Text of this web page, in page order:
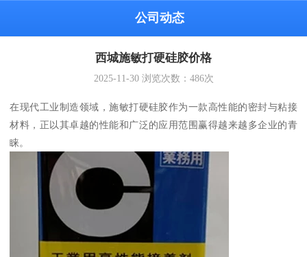
公司动态
西城施敏打硬硅胶价格
2025-11-30浏览次数： 486次
在现代工业制造领域，施敏打硬硅胶作为一款高性能的密封与粘接
材料，正以其卓越的性能和广泛的应用范围赢得越来越多企业的青
睐。